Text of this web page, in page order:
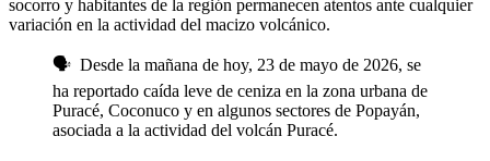
socorro y habitantes de la región permanecen atentos ante cualquier
variación en la actividad del macizo volcánico.
🗣 ️ Desde la mañana de hoy, 23 de mayo de 2026, se
ha reportado caída leve de ceniza en la zona urbana de
Puracé, Coconuco y en algunos sectores de Popayán,
asociada a la actividad del volcán Puracé.